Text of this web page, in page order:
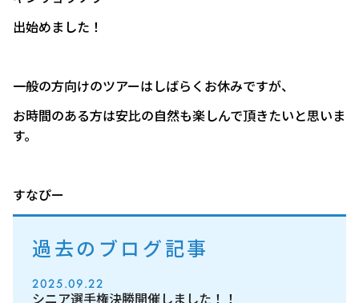
出始めました！
一般の方向けのツアーはしばらくお休みですが、
お時間のある方は安比の自然も楽しんで頂きたいと思いま
す。
すなぴー
過去のブログ記事
2025.09.22
シニア選手権決勝開催しました！！